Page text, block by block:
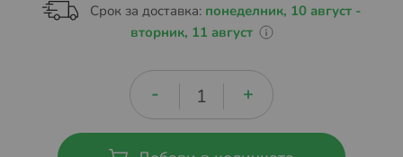
Срок за доставка: понеделник, 10 август -
вторник, 11 август